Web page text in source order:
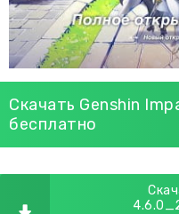
Скачать Genshin
бесплатно